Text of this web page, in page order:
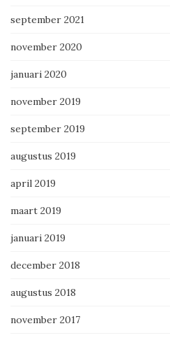
september 2021
november 2020
januari 2020
november 2019
september 2019
augustus 2019
april 2019
maart 2019
januari 2019
december 2018
augustus 2018
november 2017